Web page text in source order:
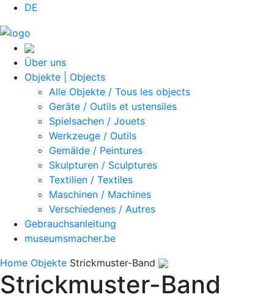
DE
Über uns
Objekte | Objects
Alle Objekte / Tous les objects
Geräte / Outils et ustensiles
Spielsachen / Jouets
Werkzeuge / Outils
Gemälde / Peintures
Skulpturen / Sculptures
Textilien / Textiles
Maschinen / Machines
Verschiedenes / Autres
Gebrauchsanleitung
museumsmacher.be
Home Objekte Strickmuster-Band
Strickmuster-Band